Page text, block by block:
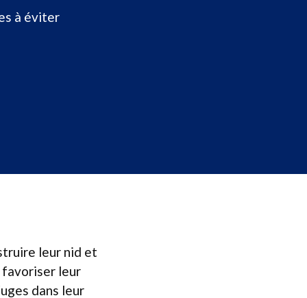
à éviter
leur nid et
favoriser leur
dans leur